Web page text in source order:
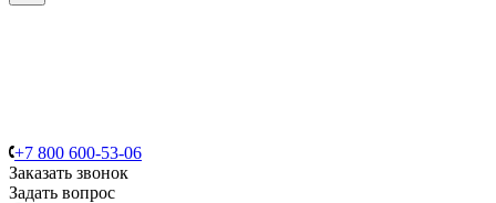
+7 800 600-53-06
Заказать звонок
Задать вопрос